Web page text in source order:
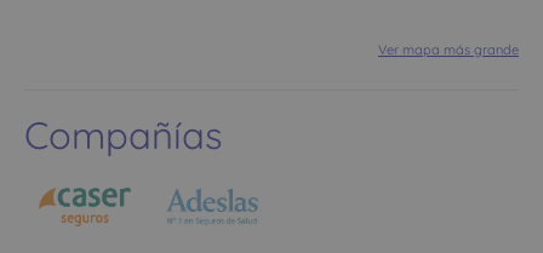
Ver mapa más grande
Compañías